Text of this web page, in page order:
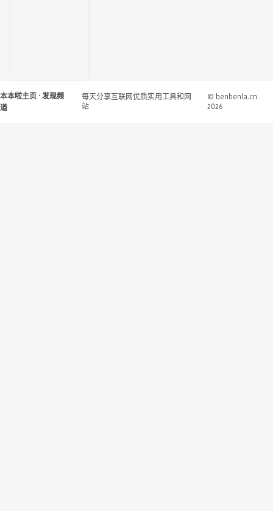
本本啦主页 · 发现频
道
每天分享互联网优质实用工具和网
站
© benbenla.cn
2026